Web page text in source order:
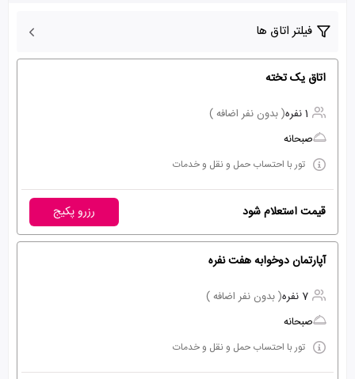
فیلتر اتاق ها
اتاق یک تخته
1 نفره
( بدون نفر اضافه )
صبحانه
تور با احتساب حمل و نقل و خدمات
قیمت استعلام شود رزرو پکیج
آپارتمان دوخوابه هفت نفره
7 نفره
( بدون نفر اضافه )
صبحانه
تور با احتساب حمل و نقل و خدمات